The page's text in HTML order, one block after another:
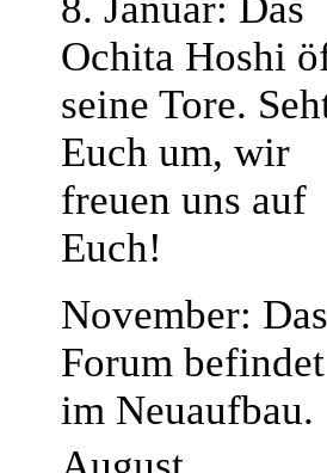
Ochita Hoshi
seine Tore.
Euch um, wir
freuen uns auf
Euch!
November: Das
Forum
im Neuaufbau.